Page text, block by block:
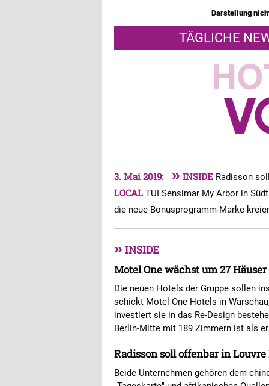
Darstellung
TÄGLICHE
3. Mai 2019: » INSIDE Radisson
LOCAL TUI Sensimar My Arbor in
die neue Bonusprogramm-Marke
» INSIDE
Motel One wächst um 27 Häuser
Die neuen Hotels der Gruppe sollen
schickt Motel One Hotels in
investiert sie in das Re-Design
Berlin-Mitte mit 189 Zimmern ist als
Radisson soll offenbar in
Beide Unternehmen gehören dem